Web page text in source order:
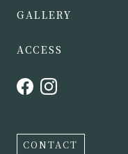
GALLERY
ACCESS
CONTACT